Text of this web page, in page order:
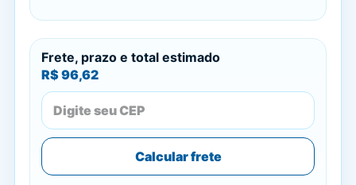
Frete, prazo e total estimado
R$ 96,62
Calcular frete